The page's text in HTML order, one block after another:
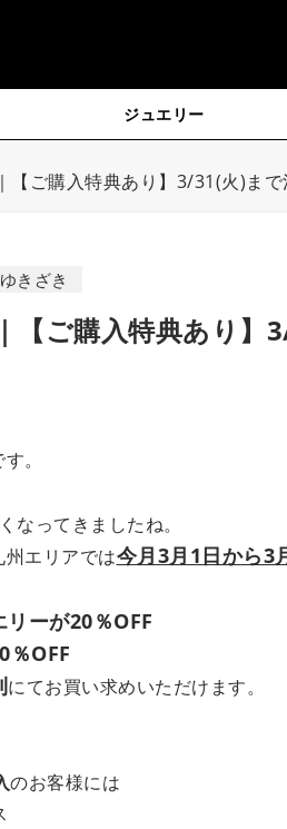
ジュエリー
【ご購入特典あり】3/31(火)まで
きざき
【ご購入特典あり】
。
なってきましたね。
エリアでは今月3月1日から3
ーが20％OFF
％OFF
にてお買い求めいただけます。
のお客様には